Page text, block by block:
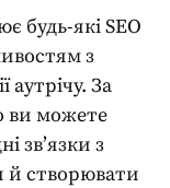
будь-якіSEO
з
аутрічу. За
ви можете
зв’язки з
й створювати